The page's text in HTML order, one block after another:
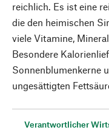
reichlich. Es ist eine
die den heimischen
viele Vitamine,
Besondere
Sonnenblumenkerne
ungesättigten
Verantwortlicher